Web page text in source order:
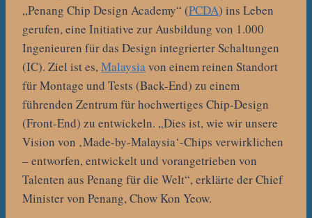
„Penang Chip Design Academy“ (PCDA) ins Leben
gerufen, eine Initiative zur Ausbildung von 1.000
Ingenieuren für das Design integrierter Schaltungen
(IC). Ziel ist es, Malaysia von einem reinen Standort
für Montage und Tests (Back-End) zu einem
führenden Zentrum für hochwertiges Chip-Design
(Front-End) zu entwickeln. „Dies ist, wie wir unsere
Vision von ‚Made-by-Malaysia‘-Chips verwirklichen
– entworfen, entwickelt und vorangetrieben von
Talenten aus Penang für die Welt“, erklärte der Chief
Minister von Penang, Chow Kon Yeow.